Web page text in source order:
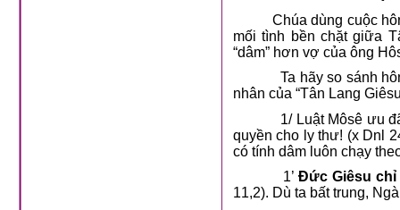
Chúa dùng cuộc
mối tình bền chặt giữa
“dâm” hơn vợ của ông
Ta hãy so sánh
nhân của “Tân Lang
1/ Luật Môsê ưu
quyền cho ly thư! (x Dnl
có tính dâm luôn chạy
1’ Đức Giêsu chỉ
11,2). Dù ta bất trung,